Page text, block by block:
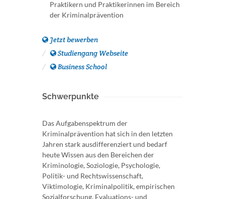
Praktikern und Praktikerinnen im Bereich
der Kriminalprävention
Jetzt bewerben
Studiengang Webseite
Business School
Schwerpunkte
Das Aufgabenspektrum der
Kriminalprävention hat sich in den letzten
Jahren stark ausdifferenziert und bedarf
heute Wissen aus den Bereichen der
Kriminologie, Soziologie, Psychologie,
Politik- und Rechtswissenschaft,
Viktimologie, Kriminalpolitik, empirischen
Sozialforschung, Evaluations- und